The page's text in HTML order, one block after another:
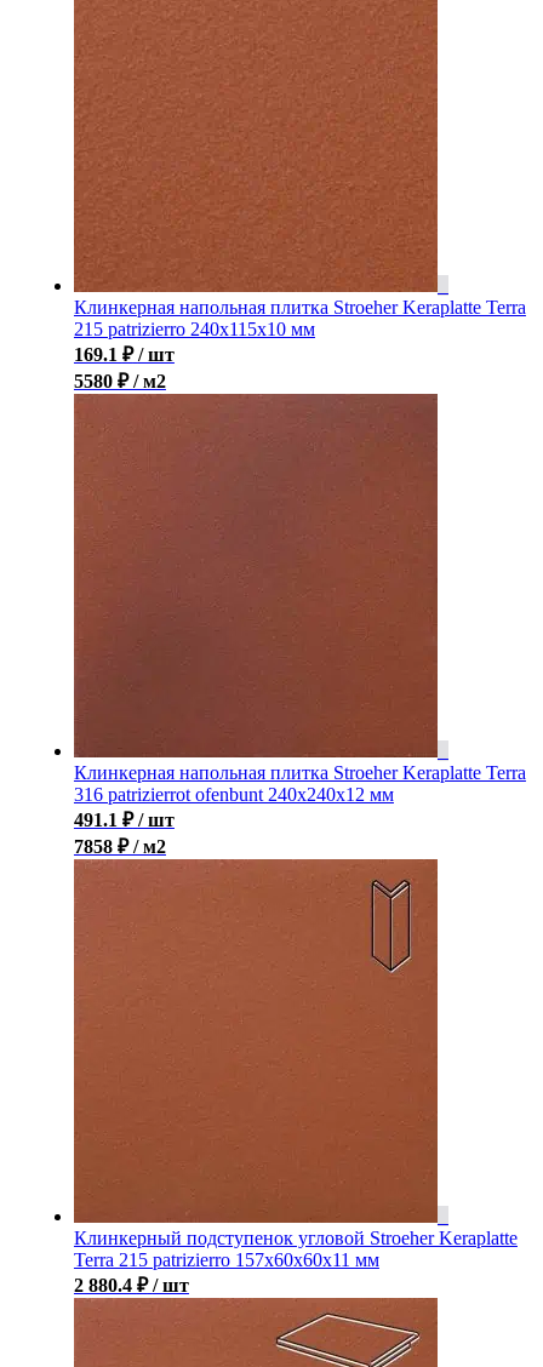
Клинкерная напольная плитка Stroeher Keraplatte Terra
215 patrizierro 240х115х10 мм
169.1 ₽ / шт
5580 ₽ / м2
Клинкерная напольная плитка Stroeher Keraplatte Terra
316 patrizierrot ofenbunt 240х240х12 мм
491.1 ₽ / шт
7858 ₽ / м2
Клинкерный подступенок угловой Stroeher Keraplatte
Terra 215 patrizierro 157х60х60х11 мм
2 880.4 ₽ / шт